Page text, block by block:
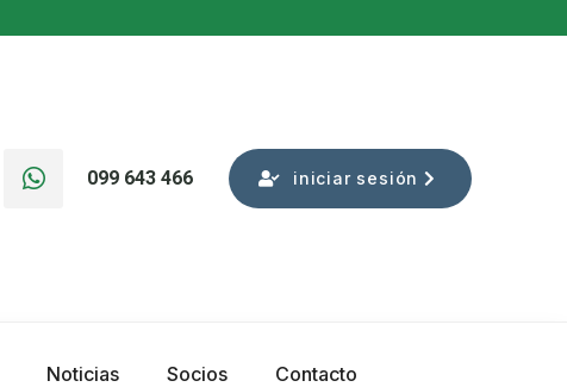
099 643 466 iniciar sesión
Noticias Socios Contacto